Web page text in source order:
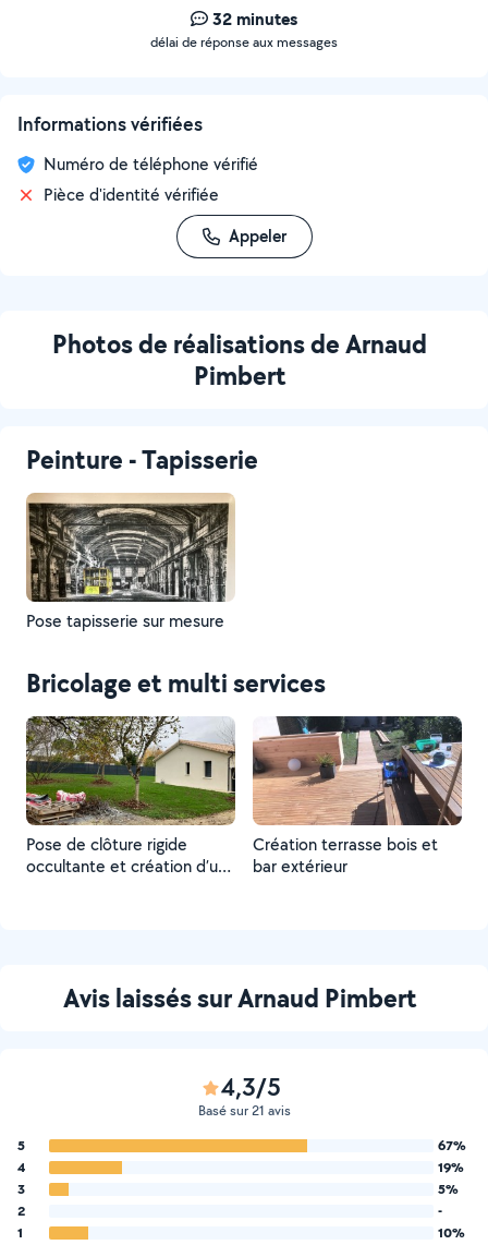
32 minutes
délai de réponse aux messages
Informations vérifiées
Numéro de téléphone vérifié
Pièce d'identité vérifiée
Appeler
Photos de réalisations de Arnaud
Pimbert
Peinture - Tapisserie
Pose tapisserie sur mesure
Bricolage et multi services
Pose de clôture rigide
occultante et création d’un
Création terrasse bois et
bar extérieur
Avis laissés sur Arnaud Pimbert
4,3/5
Basé sur 21 avis
5
67%
4
19%
3
5%
2
-
1
10%